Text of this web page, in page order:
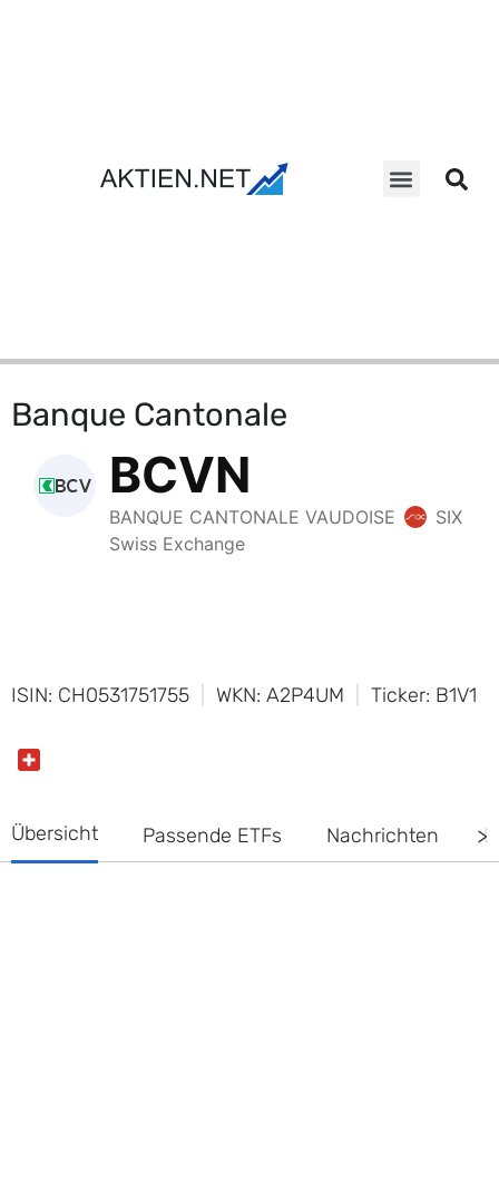
Banque Cantonale
ISIN: CH0531751755 WKN: A2P4UM Ticker: B1V1
Übersicht Passende ETFs Nachrichten